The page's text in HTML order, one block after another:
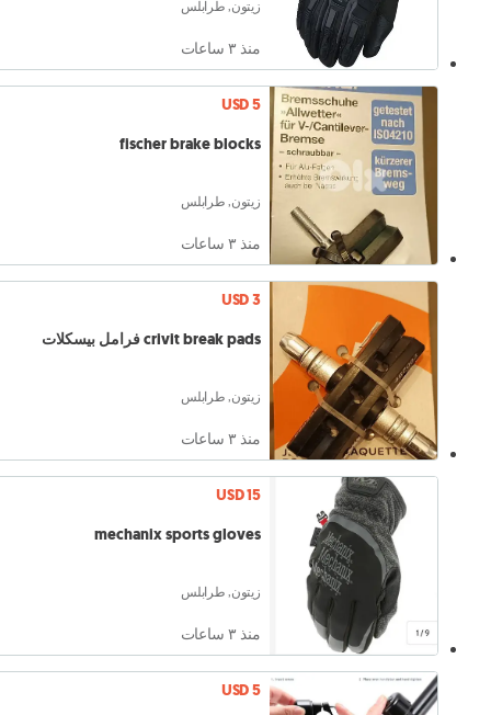
زيتون, طرابلس
منذ ٣ ساعات
USD 5
fischer brake blocks
زيتون, طرابلس
منذ ٣ ساعات
USD 3
crivit break pads فرامل بيسكلات
زيتون, طرابلس
منذ ٣ ساعات
USD 15
mechanix sports gloves
زيتون, طرابلس
منذ ٣ ساعات
USD 5